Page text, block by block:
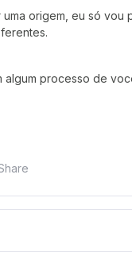
origem, eu só vou
algum processo de